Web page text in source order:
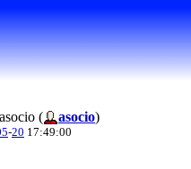
( asocio)
-20 17:49:00